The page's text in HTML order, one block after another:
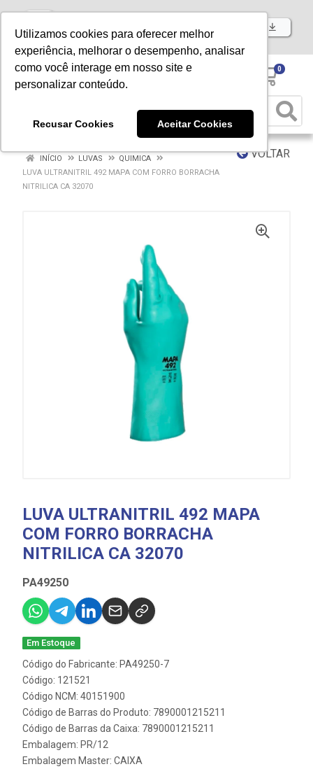
Utilizamos cookies para oferecer melhor
experiência, melhorar o desempenho, analisar
como você interage em nosso site e
personalizar conteúdo.
Recusar Cookies Aceitar Cookies
Baixe já nosso APP
0
VOLTAR
INÍCIO LUVAS
QUIMICA
LUVA ULTRANITRIL 492 MAPA COM FORRO BORRACHA
NITRILICA CA 32070
LUVA ULTRANITRIL 492 MAPA
COM FORRO BORRACHA
NITRILICA CA 32070
PA49250
Em Estoque
Código do Fabricante: PA49250-7
Código: 121521
Código NCM: 40151900
Código de Barras do Produto: 7890001215211
Código de Barras da Caixa: 7890001215211
Embalagem: PR/12
Embalagem Master: CAIXA